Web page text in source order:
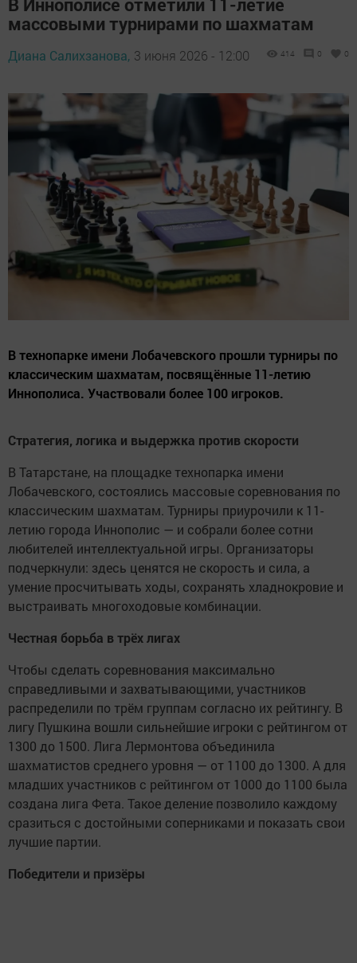
массовыми турнирами по шахматам
Диана Салихзанова, 3 июня 2026 - 12:00 414 0 0
В технопарке имени Лобачевского прошли турниры по
классическим шахматам, посвящённые 11-летию
Иннополиса. Участвовали более 100 игроков.
Стратегия, логика и выдержка против скорости
В Татарстане, на площадке технопарка имени
Лобачевского, состоялись массовые соревнования по
классическим шахматам. Турниры приурочили к 11-
летию города Иннополис — и собрали более сотни
любителей интеллектуальной игры. Организаторы
подчеркнули: здесь ценятся не скорость и сила, а
умение просчитывать ходы, сохранять хладнокровие и
выстраивать многоходовые комбинации.
Честная борьба в трёх лигах
Чтобы сделать соревнования максимально
справедливыми и захватывающими, участников
распределили по трём группам согласно их рейтингу. В
лигу Пушкина вошли сильнейшие игроки с рейтингом от
1300 до 1500. Лига Лермонтова объединила
шахматистов среднего уровня — от 1100 до 1300. А для
младших участников с рейтингом от 1000 до 1100 была
создана лига Фета. Такое деление позволило каждому
сразиться с достойными соперниками и показать свои
лучшие партии.
Победители и призёры